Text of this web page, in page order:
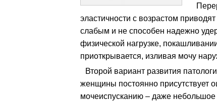
эластичности с возрастом
слабым и не способен надежно
физической нагрузке,
приоткрывается, изливая мочу
Второй вариант развития
женщины постоянно присутствует
мочеиспусканию – даже небольшое